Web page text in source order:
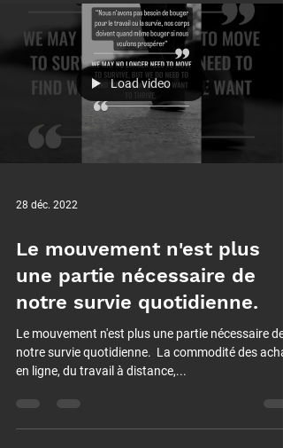
Load video
28 déc. 2022
Le mouvement n'est plus
une partie nécessaire de
notre survie quotidienne.⁠
Le mouvement n'est plus une partie nécessaire de
notre survie quotidienne.⁠ ⁠ La commodité des
en ligne, du travail à distance,...